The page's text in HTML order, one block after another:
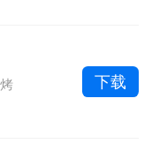
下载